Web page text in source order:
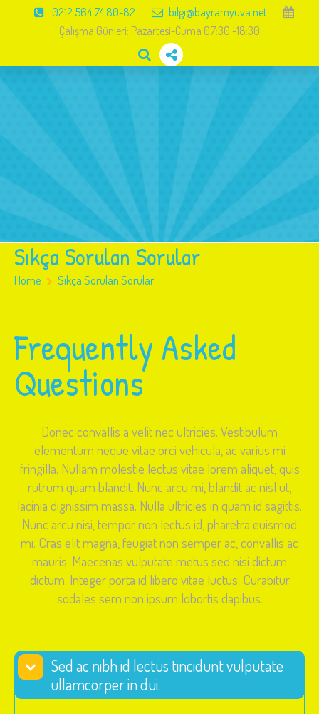
0212 564 74 80-82
bilgi@bayramyuva.net
Çalışma Günleri: Pazartesi-Cuma 07:30 -18:30
Anasayfa
Eğitimler
Haberler
Sıkça Sorulan Sorular
Home Sıkça Sorulan Sorular
Frequently Asked
Questions
Donec convallis a velit nec ultricies. Vestibulum
elementum neque vitae orci vehicula, ac varius mi
fringilla. Nullam molestie lectus vitae lorem aliquet, quis
rutrum quam blandit. Nunc arcu mi, blandit ac nisl ut,
lacinia dignissim massa. Nulla ultricies in quam id sagittis.
Nunc arcu nisi, tempor non lectus id, pharetra euismod
mi. Cras elit magna, feugiat non semper ac, convallis ac
mauris. Maecenas vulputate metus sed nisi dictum
dictum. Integer porta id libero vitae luctus. Curabitur
sodales sem non ipsum lobortis dapibus.
Sed ac nibh id lectus tincidunt vulputate
ullamcorper in dui.